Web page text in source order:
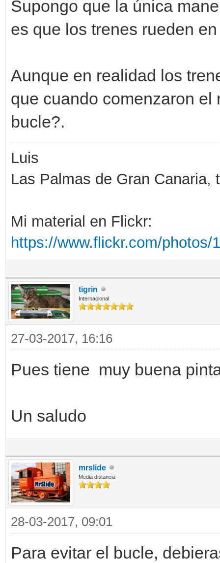
Supongo que la única
es que los trenes rueden
Aunque en realidad los
que cuando comenzaron
bucle?.
Luis
Las Palmas de Gran
Mi material en Flickr:
https://www.flickr.com/photos/
tigrin
Internacional
27-03-2017, 16:16
Pues tiene muy buena
Un saludo
mrslide
Media distancia
28-03-2017, 09:01
Para evitar el bucle,